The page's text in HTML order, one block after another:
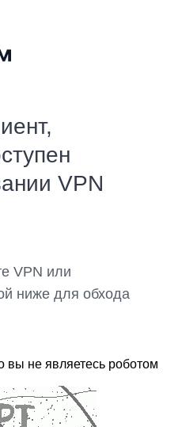
VPN
VPN или
ниже для обхода
вы не являетесь роботом